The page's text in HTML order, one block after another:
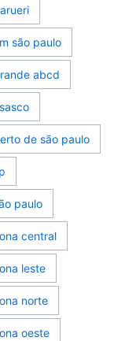
são paulo
abcd
de são paulo
paulo
central
leste
norte
oeste